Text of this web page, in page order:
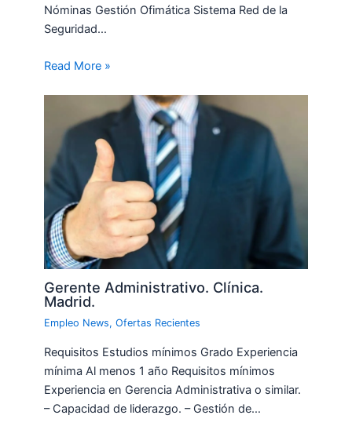
Nóminas Gestión Ofimática Sistema Red de la
Seguridad…
Read More »
Gerente Administrativo. Clínica.
Madrid.
Empleo News,Ofertas Recientes
Requisitos Estudios mínimos Grado Experiencia
mínima Al menos 1 año Requisitos mínimos
Experiencia en Gerencia Administrativa o similar.
– Capacidad de liderazgo. – Gestión de…